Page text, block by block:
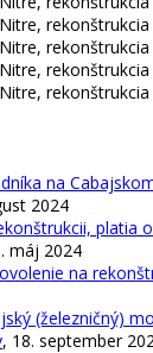
na
2024
platia
máj 2024
na
(železničný)
, 18. september